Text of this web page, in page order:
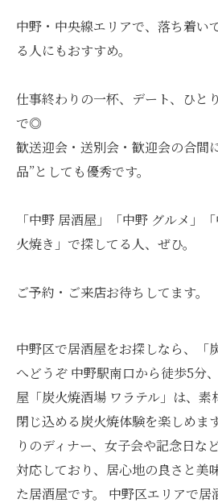
中野・中央線エリアで、落ち着い
る人にもおすすめ。
仕事終わりの一杯、デート、ひと
で◎
歓送迎会・送別会・歓迎会の合間
品”としても優秀です。
「中野 居酒屋」「中野 グルメ」
火焼き」で探してる人、ぜひ。
ご予約・ご来店お待ちしてます。
中野区で居酒屋をお探しなら、「
へどうぞ 中野駅南口から徒歩5分
屋「炭火焼酒場 ワラテル」は、素
閉じ込める炭火焼体験を楽しめま
りのディナー、女子会や記念日な
対応しており、居心地の良さと美
た居酒屋です。 中野区エリアで居